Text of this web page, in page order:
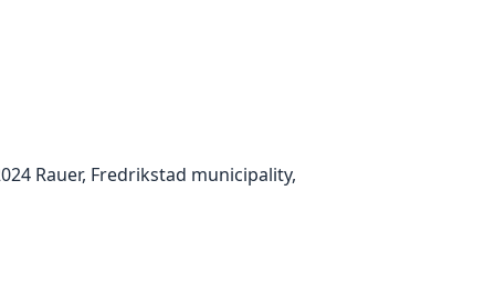
Rauer, Fredrikstad municipality,